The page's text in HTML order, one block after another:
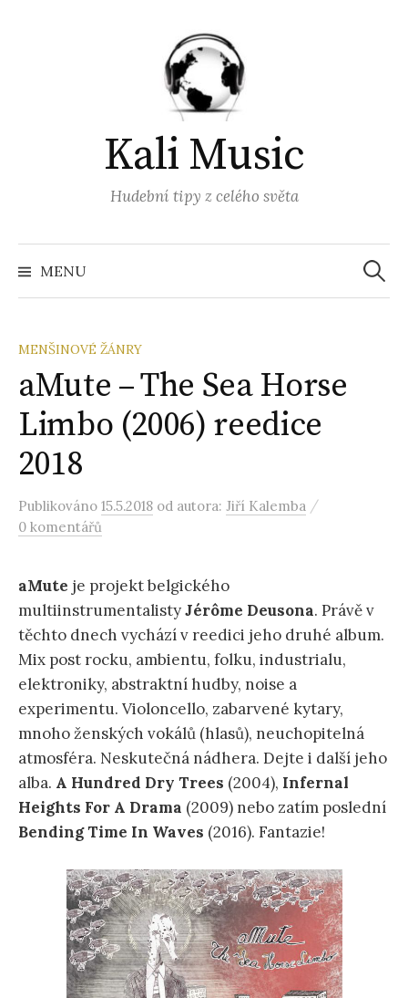
Kali Music
Hudební tipy z celého světa
MENU
MENŠINOVÉ ŽÁNRY
aMute – The Sea Horse
Limbo (2006) reedice
2018
Publikováno 15.5.2018 od autora: Jiří Kalemba /
0 komentářů
aMute je projekt belgického
multiinstrumentalistyJérôme Deusona. Právě v
těchto dnech vychází v reedici jeho druhé album.
Mix post rocku, ambientu, folku, industrialu,
elektroniky, abstraktní hudby, noise a
experimentu. Violoncello, zabarvené kytary,
mnoho ženských vokálů (hlasů), neuchopitelná
atmosféra. Neskutečná nádhera. Dejte i další jeho
alba. A Hundred Dry Trees (2004), Infernal
Heights For A Drama (2009) nebo zatím poslední
Bending Time In Waves (2016). Fantazie!